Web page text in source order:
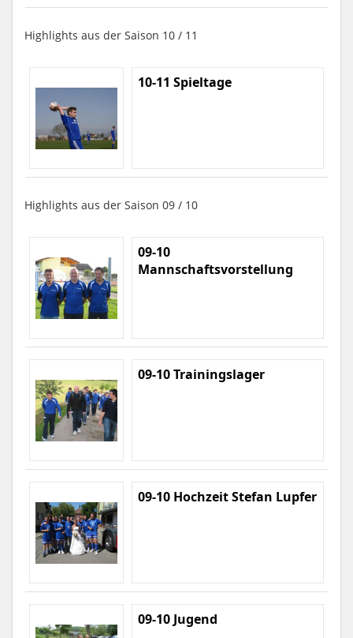
Highlights aus der Saison 10 / 11
10-11 Spieltage
Highlights aus der Saison 09 / 10
09-10
Mannschaftsvorstellung
09-10 Trainingslager
09-10 Hochzeit Stefan Lupfer
09-10 Jugend